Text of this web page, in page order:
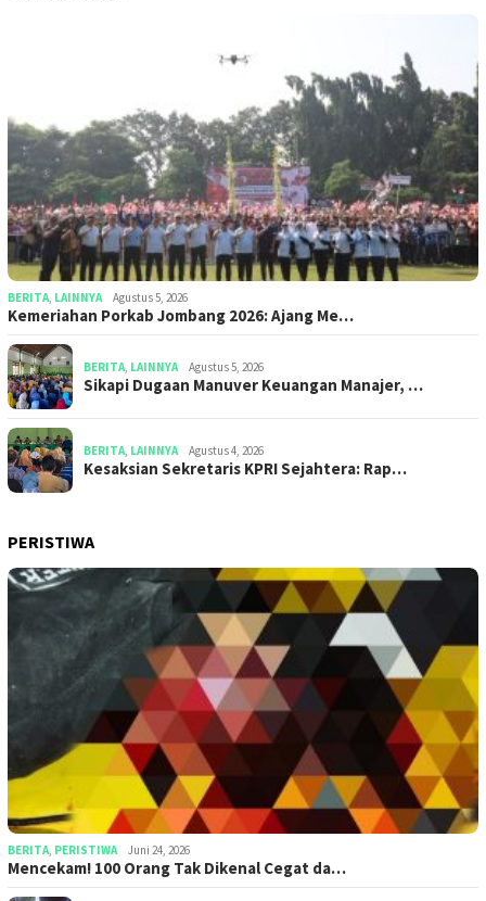
BERITA LAINNYA Agustus 5, 2026
Kemeriahan Porkab Jombang 2026: Ajang Me…
BERITA LAINNYA Agustus 5, 2026
Sikapi Dugaan Manuver Keuangan Manajer, …
BERITA LAINNYA Agustus 4, 2026
Kesaksian Sekretaris KPRI Sejahtera: Rap…
PERISTIWA
BERITA, PERISTIWA Juni 24, 2026
Mencekam! 100 Orang Tak Dikenal Cegat da…